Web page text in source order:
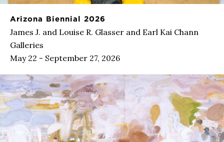
Arizona Biennial 2026
James J. and Louise R. Glasser and Earl Kai Chann
Galleries
May 22 - September 27, 2026